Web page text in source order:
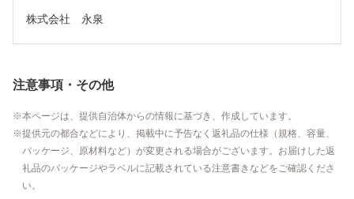
株式会社　永泉
注意事項・その他
本ページは、提供自治体からの情報に基づき、作成しています。
提供元の都合などにより、掲載中に予告なく返礼品の仕様（規格、容量、
パッケージ、原材料など）が変更される場合がございます。お届けした返
礼品のパッケージやラベルに記載されている注意書きなどをご確認くださ
い。